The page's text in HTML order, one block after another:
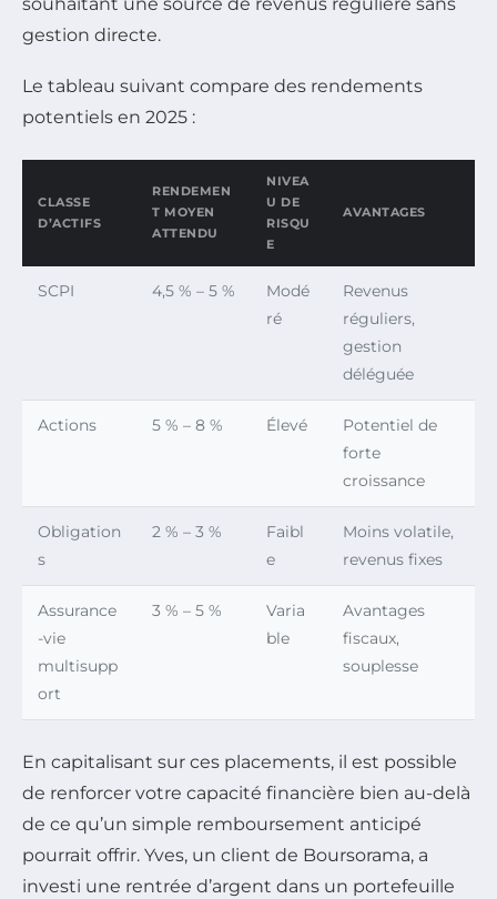
gestion directe.
Le tableau suivant compare des rendements
potentiels en 2025 :
CLASSE
D’ACTIFS
RENDEMEN
T MOYEN
ATTENDU
NIVEA
U DE
RISQU
E
AVANTAGES
SCPI 4,5 % – 5 %
Modé
ré
Revenus
réguliers,
gestion
déléguée
Actions 5 % – 8 % Élevé
Potentiel de
forte
croissance
Obligation
s
2 % – 3 %
Faibl
e
Moins volatile,
revenus fixes
Assurance
-vie
multisupp
ort
3 % – 5 %
Varia
ble
Avantages
fiscaux,
souplesse
En capitalisant sur ces placements, il est possible
de renforcer votre capacité financière bien au-delà
de ce qu’un simple remboursement anticipé
pourrait offrir. Yves, un client de Boursorama, a
investi une rentrée d’argent dans un portefeuille